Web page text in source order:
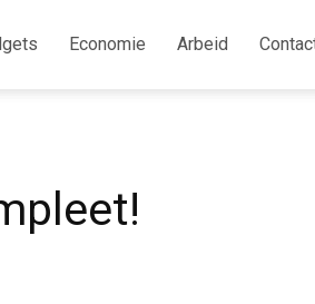
Economie Arbeid